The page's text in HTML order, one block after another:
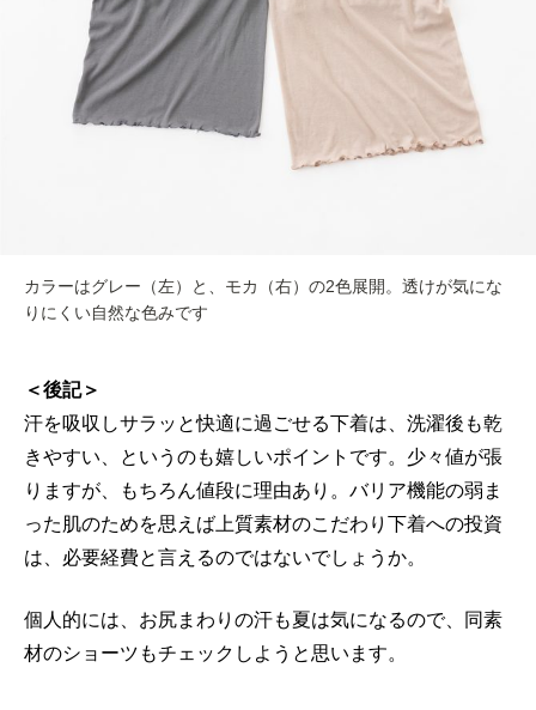
カラーはグレー（左）と、モカ（右）の2色展開。透けが気にな
りにくい自然な色みです
＜後記＞
汗を吸収しサラッと快適に過ごせる下着は、洗濯後も乾
きやすい、というのも嬉しいポイントです。少々値が張
りますが、もちろん値段に理由あり。バリア機能の弱ま
った肌のためを思えば上質素材のこだわり下着への投資
は、必要経費と言えるのではないでしょうか。
個人的には、お尻まわりの汗も夏は気になるので、同素
材のショーツもチェックしようと思います。